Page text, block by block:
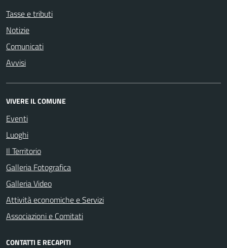
Tasse e tributi
Notizie
Comunicati
Avvisi
VIVERE IL COMUNE
Eventi
Luoghi
Il Territorio
Galleria Fotografica
Galleria Video
Attività economiche e Servizi
Associazioni e Comitati
CONTATTI E RECAPITI